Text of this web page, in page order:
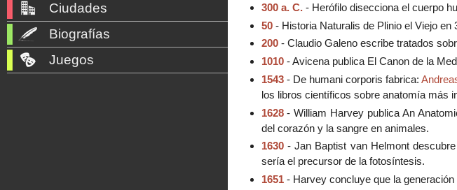
300 a. C.- Herófilo disecciona el cuerpo
50- Historia Naturalis de Plinio el Viejo en
200- Claudio Galeno escribe tratados
1010- Avicena publica El Canon de la
1543- De humani corporis fabrica:
los libros científicos sobre anatomía más
1628- William Harvey publica An
del corazón y la sangre en animales.
1630- Jan Baptist van Helmont
sería el precursor de la fotosíntesis.
1651- Harvey concluye que la
Ciudades
Biografías
Juegos